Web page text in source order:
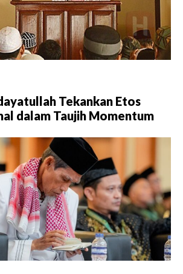
Tekankan Etos
dalam Taujih Momentum